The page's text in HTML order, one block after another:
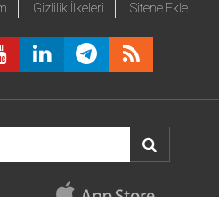
Gizlilik İlkeleri Sitene Ekle